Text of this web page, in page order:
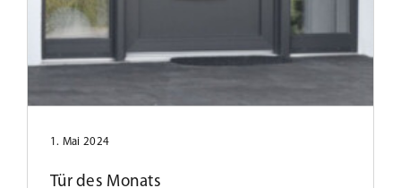
1. Mai 2024
Tür des Monats
Tür des Monats Februar 2021